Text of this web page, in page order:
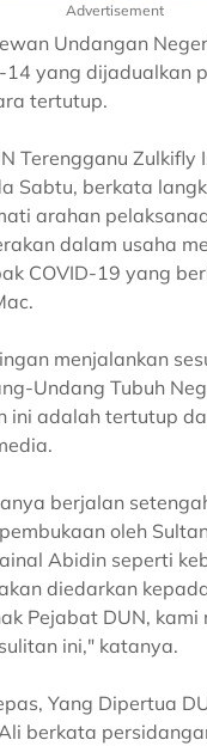
Advertisement
Undangan
14 yang dijadualkan
tertutup.
Terengganu Zulkifly
Sabtu, berkata
arahan
dalam usaha
COVID-19 yang
menjalankan
Undang Tubuh
ini adalah tertutup
berjalan
oleh
Abidin seperti
diedarkan
Pejabat DUN, kami
ini," katanya.
Yang Dipertua
berkata